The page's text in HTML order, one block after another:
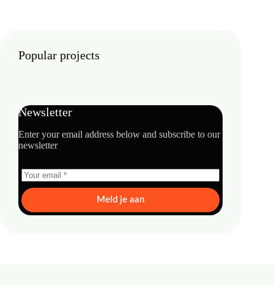
Popular projects
Newsletter
Enter your email address below and subscribe to our
newsletter
Meld je aan